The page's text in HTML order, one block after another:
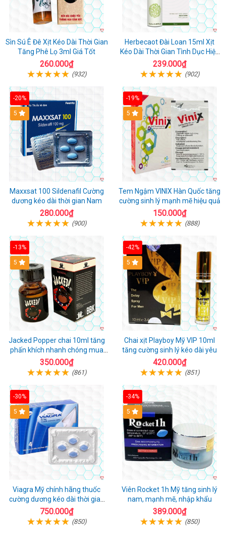
Sìn Sú Ê Đê Xịt Kéo Dài Thời Gian
Tăng Phê Lọ 3ml Giá Tốt
260.000₫
(932)
Herbecaot Đài Loan 15ml Xịt
Kéo Dài Thời Gian Tình Dục Hiệu
Quả
239.000₫
(902)
-20%
5
Maxxsat 100 Sildenafil Cường
dương kéo dài thời gian Nam
280.000₫
(900)
-19%
5
Tem Ngậm VINIX Hàn Quốc tăng
cường sinh lý mạnh mẽ hiệu quả
150.000₫
(888)
-13%
5
Jacked Popper chai 10ml tăng
phấn khích nhanh chóng mua
ngay
350.000₫
(861)
-42%
5
Chai xịt Playboy Mỹ VIP 10ml
tăng cường sinh lý kéo dài yêu
420.000₫
(851)
-30%
5
Viagra Mỹ chính hãng thuốc
cường dương kéo dài thời gian
cho Nam nhập khẩu chính ngạch
750.000₫
(850)
-34%
5
Viên Rocket 1h Mỹ tăng sinh lý
nam, mạnh mẽ, nhập khẩu
389.000₫
(850)